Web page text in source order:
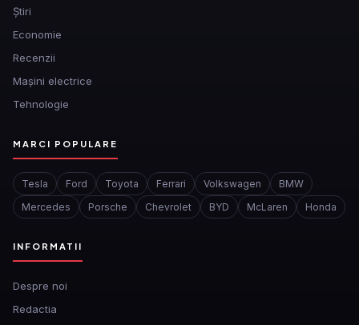
Ştiri
Economie
Recenzii
Mașini electrice
Tehnologie
MARCI POPULARE
Tesla Ford Toyota Ferrari Volkswagen
BMW
Mercedes
Porsche Chevrolet BYD McLaren Honda
INFORMATII
Despre noi
Redactia